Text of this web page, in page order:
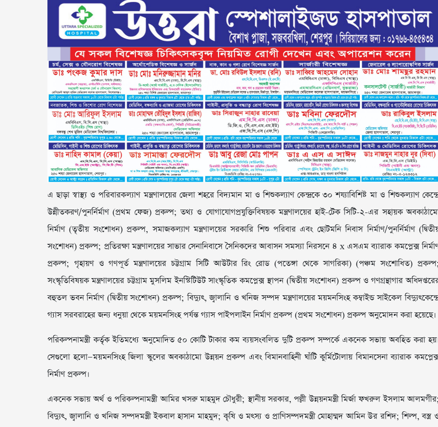
এ ছাড়া স্বাস্থ্য ও পরিবারকল্যাণ মন্ত্রণালয়ের জেলা শহরে বিদ্যমান মা ও শিশুকল্যাণ কেন্দ্রকে ৩০ শয্যাবিশিষ্ট মা ও শিশুকল্যাণ
উন্নীতকরণ/পুনর্নির্মাণ (প্রথম ফেজ) প্রকল্প; তথ্য ও যোগাযোগপ্রযুক্তিবিষয়ক মন্ত্রণালয়ের হাই-টেক সিটি-২-এর সহায়ক
নির্মাণ (তৃতীয় সংশোধন) প্রকল্প, সমাজকল্যাণ মন্ত্রণালয়ের সরকারি শিশু পরিবার এবং ছোটমনি নিবাস নির্মাণ/পুনর্নির্মাণ
সংশোধন) প্রকল্প; প্রতিরক্ষা মন্ত্রণালয়ের সাভার সেনানিবাসে সৈনিকদের আবাসন সমস্যা নিরসনে ৪ x এসএম ব্যারাক কমপ্লেক্স
প্রকল্প; গৃহায়ণ ও গণপূর্ত মন্ত্রণালয়ের চট্টগ্রাম সিটি আউটার রিং রোড (পতেঙ্গা থেকে সাগরিকা) (পঞ্চম সংশোধিত) প্রকল্প;
সংস্কৃতিবিষয়ক মন্ত্রণালয়ের চট্টগ্রাম মুসলিম ইনস্টিটিউট সাংস্কৃতিক কমপ্লেক্স স্থাপন (দ্বিতীয় সংশোধন) প্রকল্প ও গণগ্রন্থাগার
বহুতল ভবন নির্মাণ (দ্বিতীয় সংশোধন) প্রকল্প; বিদ্যুৎ, জ্বালানি ও খনিজ সম্পদ মন্ত্রণালয়ের ময়মনসিংহ কম্বাইন্ড সাইকেল
গ্যাস সরবরাহের জন্য ধনুয়া থেকে ময়মনসিংহ পর্যন্ত গ্যাস পাইপলাইন নির্মাণ প্রকল্প (প্রথম সংশোধন) প্রকল্প অনুমোদন করা হয়েছে।
পরিকল্পনামন্ত্রী কর্তৃক ইতিমধ্যে অনুমোদিত ৫০ কোটি টাকার কম ব্যয়সংবলিত দুটি প্রকল্প সম্পর্কে একনেক সভায় অবহিত করা
সেগুলো হলো—ময়মনসিংহ জিলা স্কুলের অবকাঠামো উন্নয়ন প্রকল্প এবং বিমানবাহিনী ঘাঁটি কুর্মিটোলায় বিমানসেনা ব্যারাক
নির্মাণ প্রকল্প।
একনেক সভায় অর্থ ও পরিকল্পনামন্ত্রী আমির খসরু মাহমুদ চৌধুরী; স্থানীয় সরকার, পল্লী উন্নয়নমন্ত্রী মির্জা ফখরুল ইসলাম আলমগীর;
বিদ্যুৎ, জ্বালানি ও খনিজ সম্পদমন্ত্রী ইকবাল হাসান মাহমুদ; কৃষি ও মৎস্য ও প্রাণিসম্পদমন্ত্রী মোহাম্মদ আমিন উর রশিদ; শিল্প, বস্ত্র